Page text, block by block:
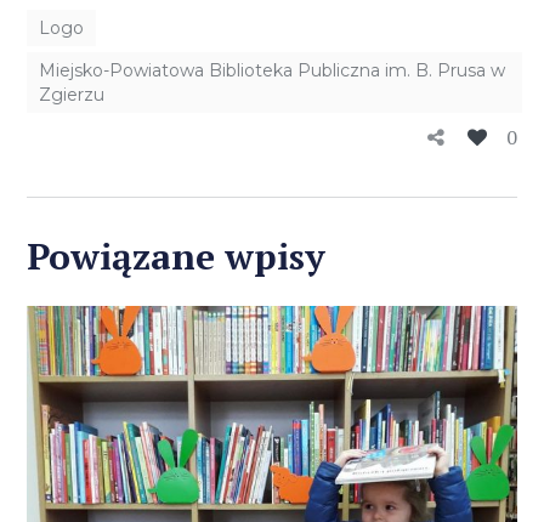
Logo
Miejsko-Powiatowa Biblioteka Publiczna im. B. Prusa w
Zgierzu
0
Powiązane wpisy